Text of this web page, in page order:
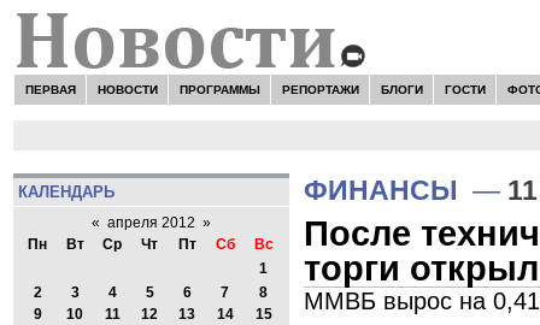
ПЕРВАЯ НОВОСТИ ПРОГРАММЫ РЕПОРТАЖИ БЛОГИ ГОСТИ
КАЛЕНДАРЬ
« апреля 2012 »
Пн
Вт Ср Чт Пт Сб
Вс
1
2
3 4 5 6 7
8
9
10 11 12 13 14
15
ФИНАНСЫ —
После
торги
ММВБ вырос на